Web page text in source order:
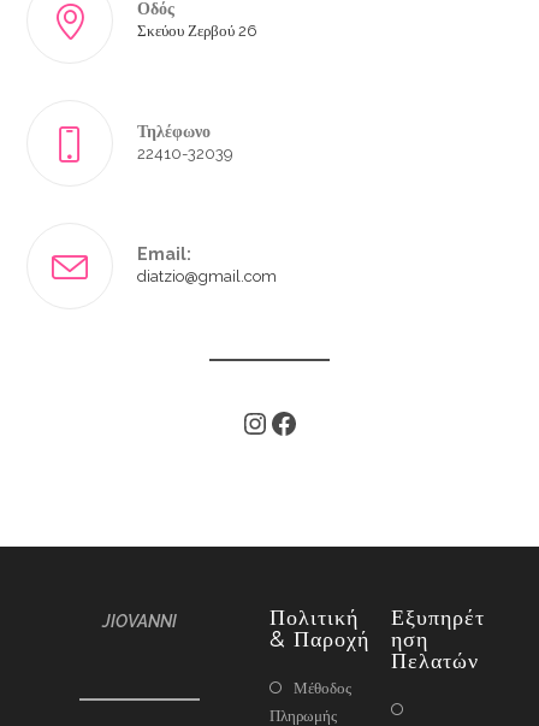
Οδός
Σκεύου Ζερβού 26
Τηλέφωνο
22410-32039
Email:
diatzio@gmail.com
JIOVANNI
Πολιτική
& Παροχή
Μέθοδος
Πληρωμής
Εξυπηρέτ
Ηση
Πελατών